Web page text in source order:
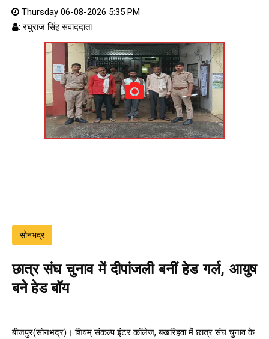
Thursday 06-08-2026 5:35 PM
: रघुराज सिंह संवाददाता
सोनभद्र
छात्र संघ चुनाव में दीपांजली बनीं हेड गर्ल, आयुष
बने हेड बॉय
बीजपुर(सोनभद्र)। शिवम् संकल्प इंटर कॉलेज, बखरिहवा में छात्र संघ चुनाव के